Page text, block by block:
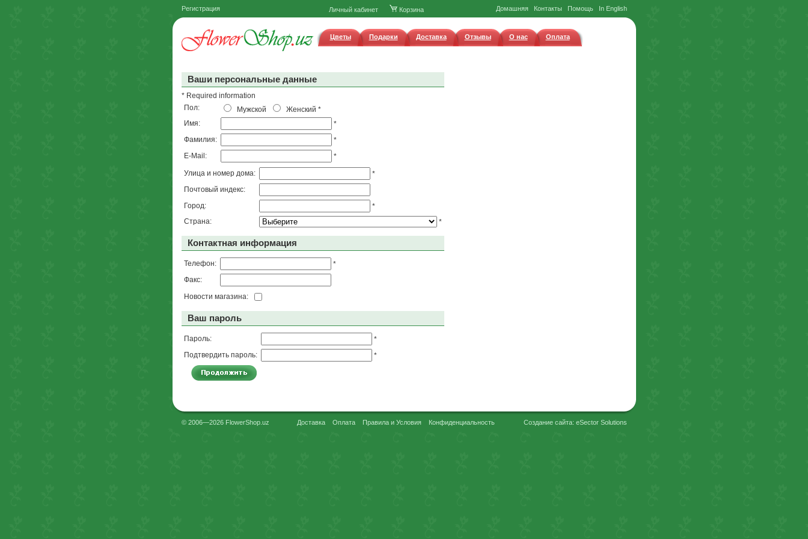
Регистрация Домашняя Контакты Помощь In English
Личный кабинет Корзина
Цветы Подарки Доставка Отзывы О нас Оплата
Ваши персональные данные
* Required information
Пол:
Мужской Женский *
Имя:
*
Фамилия:
*
E-Mail:
*
Улица и номер дома:
*
Почтовый индекс:
Город:
*
Страна:
*
Контактная информация
Телефон:
*
Факс:
Новости магазина:
Ваш пароль
Пароль:
*
Подтвердить пароль:
*
© 2006—2026 FlowerShop.uz Доставка Оплата Правила и Условия Конфиденциальность Создание сайта: eSector Solutions